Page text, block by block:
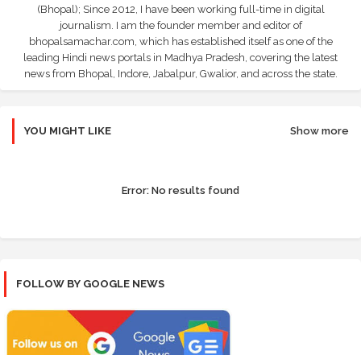
(Bhopal); Since 2012, I have been working full-time in digital
journalism. I am the founder member and editor of
bhopalsamachar.com, which has established itself as one of the
leading Hindi news portals in Madhya Pradesh, covering the latest
news from Bhopal, Indore, Jabalpur, Gwalior, and across the state.
YOU MIGHT LIKE Show more
Error: No results found
FOLLOW BY GOOGLE NEWS